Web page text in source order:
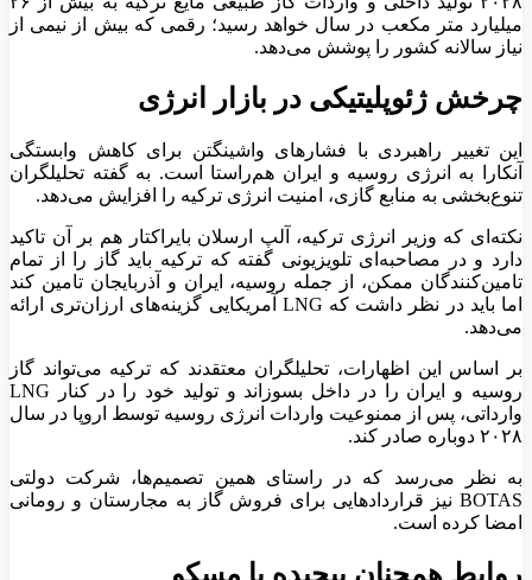
میلیارد متر مکعب در سال خواهد رسید؛ رقمی که بیش از نیمی از
نیاز سالانه کشور را پوشش می‌دهد.
چرخش ژئوپلیتیکی در بازار انرژی
این تغییر راهبردی با فشارهای واشینگتن برای کاهش وابستگی
آنکارا به انرژی روسیه و ایران هم‌راستا است. به گفته تحلیلگران
تنوع‌بخشی به منابع گازی، امنیت انرژی ترکیه را افزایش می‌دهد.
نکته‌ای که وزیر انرژی ترکیه، آلپ ارسلان بایراکتار هم بر آن تاکید
دارد و در مصاحبه‌ای تلویزیونی گفته که ترکیه باید گاز را از تمام
تامین‌کنندگان ممکن، از جمله روسیه، ایران و آذربایجان تامین کند
اما باید در نظر داشت که LNG آمریکایی گزینه‌های ارزان‌تری ارائه
می‌دهد.
بر اساس این اظهارات، تحلیلگران معتقدند که ترکیه می‌تواند گاز
روسیه و ایران را در داخل بسوزاند و تولید خود را در کنار LNG
وارداتی، پس از ممنوعیت واردات انرژی روسیه توسط اروپا در سال
۲۰۲۸ دوباره صادر کند.
به نظر می‌رسد که در راستای همین تصمیم‌ها، شرکت دولتی
BOTAS نیز قراردادهایی برای فروش گاز به مجارستان و رومانی
امضا کرده است.
روابط همچنان پیچیده با مسکو